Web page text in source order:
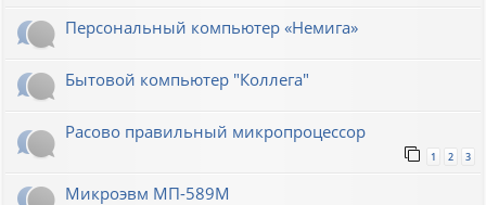
Персональный компьютер «Немига»
Бытовой компьютер "Коллега"
Расово правильный микропроцессор
1 2 3
Микроэвм МП-589М